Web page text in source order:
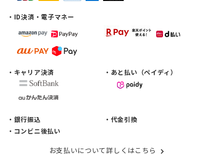
・ID決済・電子マネー
・キャリア決済 ・あと払い（ペイディ）
・銀行振込
・代金引換
・コンビニ後払い
お支払いについて詳しくはこちら